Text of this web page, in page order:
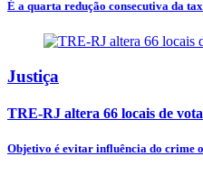
É a quarta redução consecutiva da
Justiça
TRE-RJ altera 66 locais de
Objetivo é evitar influência do crime